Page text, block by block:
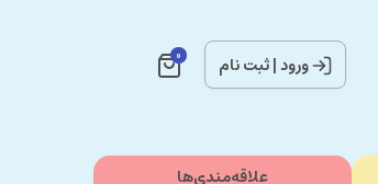
ورود|ثبت نام 0
علاقه‌مندی‌ها